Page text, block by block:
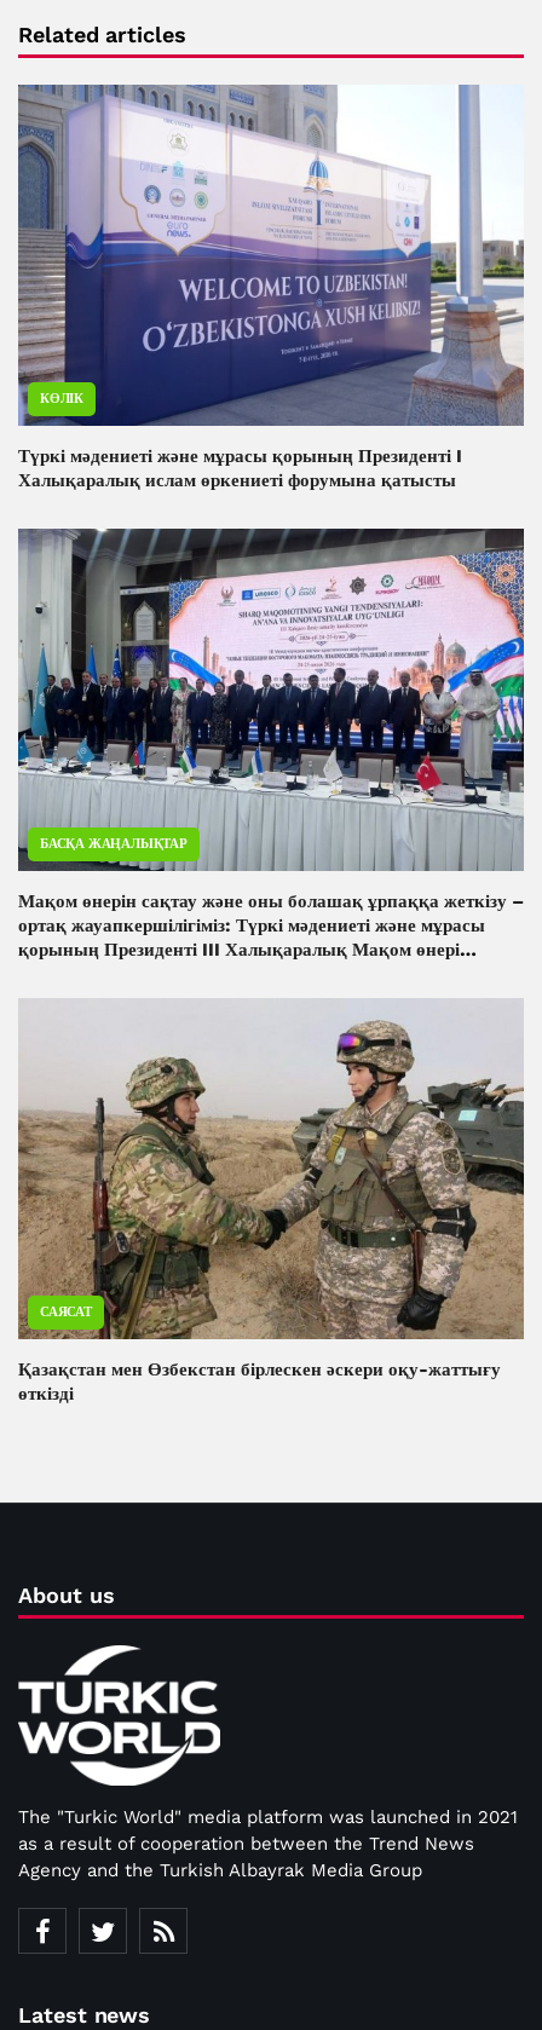
Related articles
КӨЛІК
Түркі мәдениеті және мұрасы қорының Президенті I
Халықаралық ислам өркениеті форумына қатысты
БАСҚА ЖАҢАЛЫҚТАР
Мақом өнерін сақтау және оны болашақ ұрпаққа жеткізу –
ортақ жауапкершілігіміз: Түркі мәдениеті және мұрасы
қорының Президенті III Халықаралық Мақом өнері
САЯСАТ
Қазақстан мен Өзбекстан бірлескен әскери оқу-жаттығу
өткізді
About us
The "Turkic World" media platform was launched in 2021
as a result of cooperation between the Trend News
Agency and the Turkish Albayrak Media Group
Latest news